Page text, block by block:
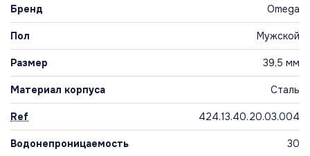
Бренд Omega
Пол Мужской
Размер 39,5 мм
Материал корпуса Сталь
Ref 424.13.40.20.03.004
Водонепроницаемость 30